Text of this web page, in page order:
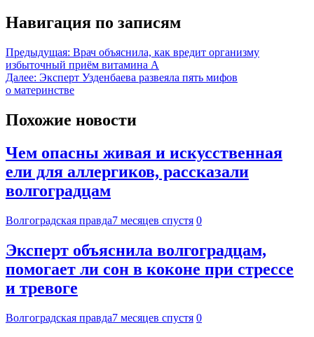
Навигация по записям
Предыдущая: Врач объяснила, как вредит организму
избыточный приём витамина А
Далее: Эксперт Узденбаева развеяла пять мифов
о материнстве
Похожие новости
Чем опасны живая и искусственная
ели для аллергиков, рассказали
волгоградцам
Волгоградская правда7 месяцев спустя 0
Эксперт объяснила волгоградцам,
помогает ли сон в коконе при стрессе
и тревоге
Волгоградская правда7 месяцев спустя 0